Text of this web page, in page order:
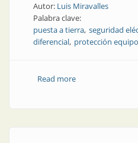
Autor: Luis Miravalles
Palabra clave:
puesta a tierra seguridad
diferencial protección
Read moreabout Tierras